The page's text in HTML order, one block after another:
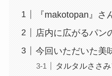
『makotopan』さ
店内に広がるパン
今回いただいた美
タルタルささ